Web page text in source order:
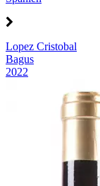
Lopez Cristobal
Bagus
2022